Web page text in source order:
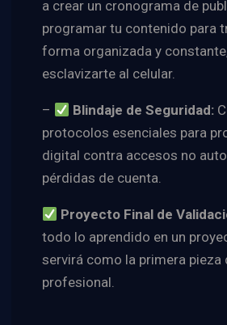
a crear un cronograma de
programar tu contenido para
forma organizada y
esclavizarte al celular.
– Blindaje de Seguridad:
protocolos esenciales para
digital contra accesos no
pérdidas de cuenta.
Proyecto Final de
todo lo aprendido en un
servirá como la primera
profesional.